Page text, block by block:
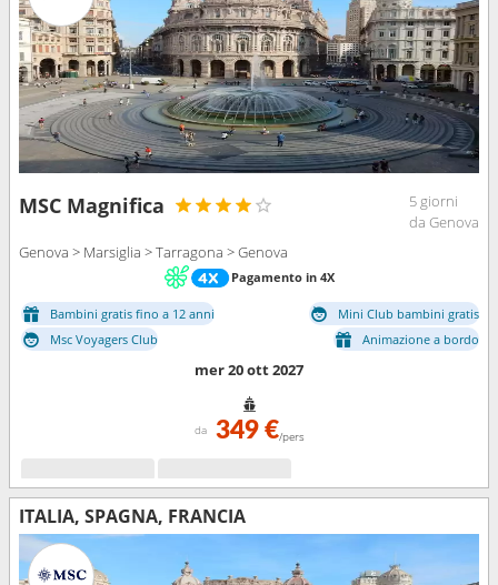
MSC Magnifica
5 giorni
da Genova
Genova > Marsiglia > Tarragona > Genova
Pagamento in 4X
Bambini gratis fino a 12 anni
Mini Club bambini gratis
Msc Voyagers Club
Animazione a bordo
mer 20 ott 2027
da 349 €/pers
ITALIA, SPAGNA, FRANCIA